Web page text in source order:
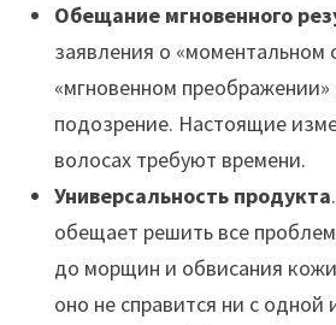
Обещание мгновенного
заявления о
«мгновенном
подозрение. Настоящие
волосах требуют времени.
Универсальность продукта
обещает решить все
до морщин и обвисания
оно не справится ни с одной